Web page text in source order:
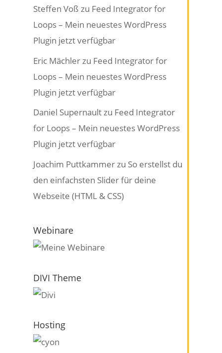
Steffen Voß zu Feed Integrator for
Loops – Mein neuestes WordPress
Plugin jetzt verfügbar
Eric Mächlerzu Feed Integrator for
Loops – Mein neuestes WordPress
Plugin jetzt verfügbar
Daniel Supernaultzu Feed Integrator
for Loops – Mein neuestes WordPress
Plugin jetzt verfügbar
Joachim Puttkammerzu So erstellst du
den einfachsten Slider für deine
Webseite (HTML & CSS)
Webinare
DIVI Theme
Hosting